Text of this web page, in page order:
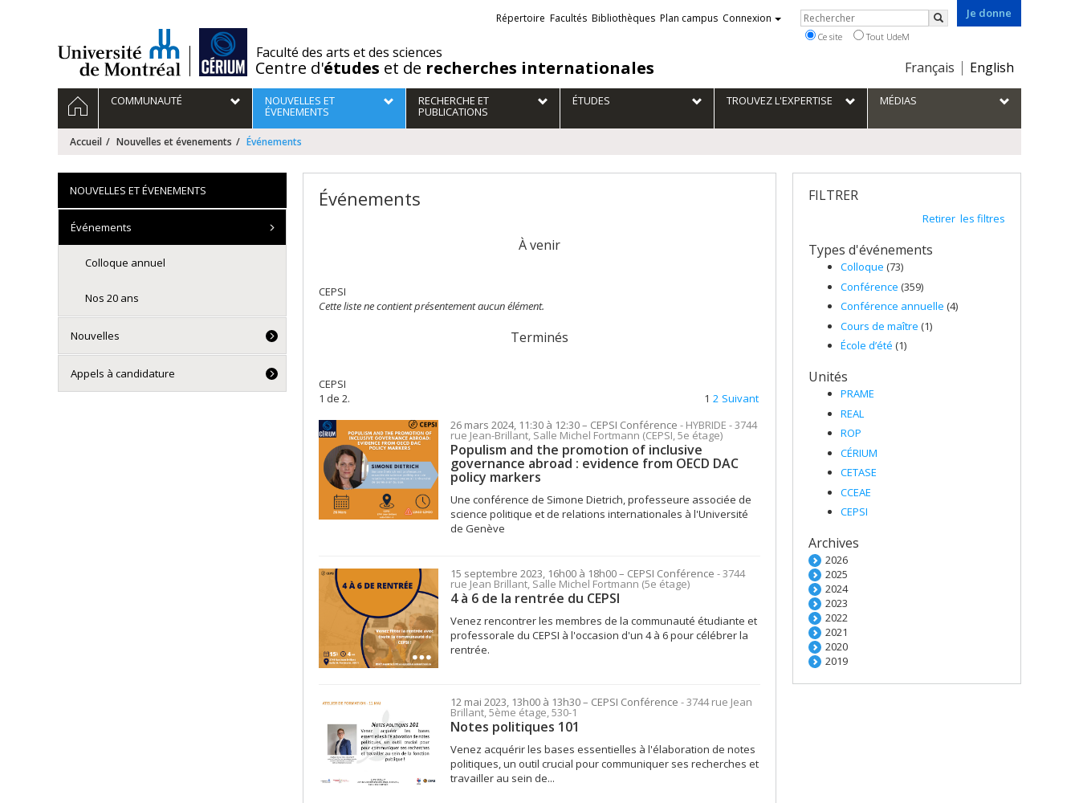
Faculté des arts et des sciences
Centre d'études et de recherches internationales
Je donne
Choix
la
langue
Français English
Liens
externes
Répertoire Facultés Bibliothèques Plan campus Connexion Rechercher
Rechercher
Ce site Tout UdeM
Navigation
principale
ACCUEILCOMMUNAUTÉ NOUVELLES ET
ÉVENEMENTS
RECHERCHE ET
PUBLICATIONS
ÉTUDES TROUVEZ L'EXPERTISE MÉDIAS
Accueil Nouvelles et évenements Événements
Événements
À venir
CEPSI
Cette liste ne contient présentement aucun élément.
Terminés
CEPSI
1 de 2.
1 2 Suivant
26 mars 2024, 11:30 à 12:30– CEPSI Conférence - HYBRIDE - 3744
rue Jean-Brillant, Salle Michel Fortmann (CEPSI, 5e étage)
Populism and the promotion of inclusive
governance abroad : evidence from OECD DAC
policy markers
Une conférence de Simone Dietrich, professeure associée de
science politique et de relations internationales à l'Université
de Genève
15 septembre 2023, 16h00 à 18h00– CEPSI Conférence - 3744
rue Jean Brillant, Salle Michel Fortmann (5e étage)
4 à 6 de la rentrée du CEPSI
Venez rencontrer les membres de la communauté étudiante et
professorale du CEPSI à l'occasion d'un 4 à 6 pour célébrer la
rentrée.
12 mai 2023, 13h00 à 13h30– CEPSI Conférence - 3744 rue Jean
Brillant, 5ème étage, 530-1
Notes politiques 101
Venez acquérir les bases essentielles à l'élaboration de notes
politiques, un outil crucial pour communiquer ses recherches et
travailler au sein de...
FILTRER
Retirer les filtres
Types d'événements
Colloque (73)
Conférence (359)
Conférence annuelle (4)
Cours de maître (1)
École d’été (1)
Unités
PRAME
REAL
ROP
CÉRIUM
CETASE
CCEAE
CEPSI
Archives
2026
2025
2024
2023
2022
2021
2020
2019
NOUVELLES ET ÉVENEMENTS
Événements
Colloque annuel
Nos 20 ans
Nouvelles
Appels à candidature